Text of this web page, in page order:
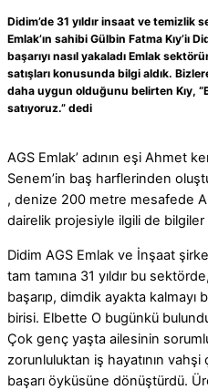
Didim’de 31 yıldır insaat ve temizlik
Emlak’ın sahibi Gülbin Fatma Kıy’iı
başarıyı nasıl yakaladı Emlak
satışları konusunda bilgi aldık.
daha uygun olduğunu belirten Kıy,
satıyoruz.” dedi
AGS Emlak’ adının eşi Ahmet
Senem’in baş harflerinden
, denize 200 metre mesafede
dairelik projesiyle ilgili de bilgiler
Didim AGS Emlak ve İnşaat
tam tamına 31 yıldır bu
başarıp, dimdik ayakta kalmayı
birisi. Elbette O bugünkü
Çok genç yaşta ailesinin
zorunluluktan iş hayatının
başarı öyküsüne dönüştürdü.